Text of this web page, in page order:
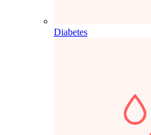
Diabetes